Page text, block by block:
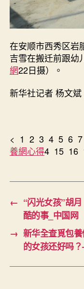
在安顺市西秀区岩
吉雪在搬迁前跟幼
網22日摄）。
新华社记者 杨文斌
< 1 2 3 4 5 6
養網心得4 15 16
← “闪光女孩”胡
酷的事_中国网
→ 新华全查覓包
的女孩还好吗